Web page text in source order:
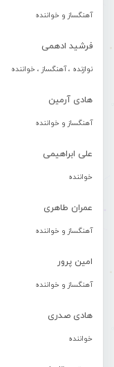
آهنگساز و خواننده
فرشید ادهمی
نوازنده ، آهنگساز ، خواننده
هادی آرمین
آهنگساز و خواننده
علی ابراهیمی
خواننده
عمران طاهری
آهنگساز و خواننده
امین پرور
آهنگساز و خواننده
هادی صدری
خواننده